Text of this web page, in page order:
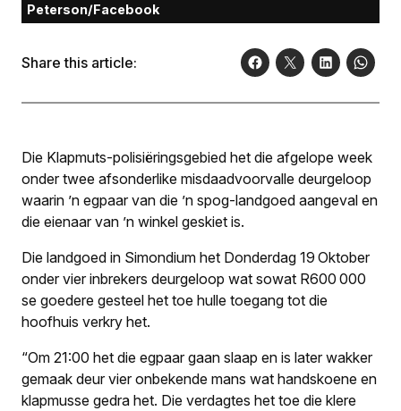
Peterson/Facebook
Share this article:
Die Klapmuts-polisiëringsgebied het die afgelope week
onder twee afsonderlike misdaadvoorvalle deurgeloop
waarin ’n egpaar van die ’n spog-landgoed aangeval en
die eienaar van ’n winkel geskiet is.
Die landgoed in Simondium het Donderdag 19 Oktober
onder vier inbrekers deurgeloop wat sowat R600 000
se goedere gesteel het toe hulle toegang tot die
hoofhuis verkry het.
“Om 21:00 het die egpaar gaan slaap en is later wakker
gemaak deur vier onbekende mans wat handskoene en
klapmusse gedra het. Die verdagtes het toe die klere